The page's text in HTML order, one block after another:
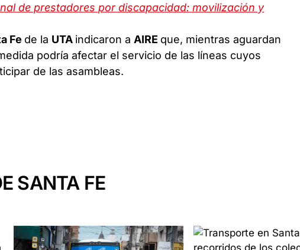
de prestadores por discapacidad: movilización y
Fe de la UTA indicaron a AIRE que, mientras aguardan
podría afectar el servicio de las líneas cuyos
de las asambleas.
SANTA FE